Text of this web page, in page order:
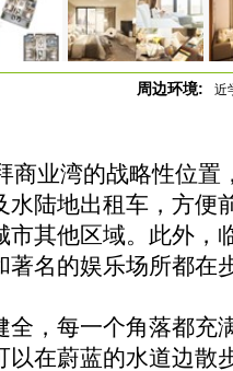
周边环境: 近
商业湾的战略性位
水陆地出租车，方便
市其他区域。此外，
著名的娱乐场所都在
全，每一个角落都充
以在蔚蓝的水道边散